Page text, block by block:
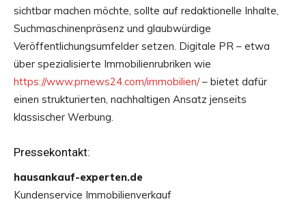
sichtbar machen möchte, sollte auf redaktionelle Inhalte,
Suchmaschinenpräsenz und glaubwürdige
Veröffentlichungsumfelder setzen. Digitale PR – etwa
über spezialisierte Immobilienrubriken wie
https://www.prnews24.com/immobilien/– bietet dafür
einen strukturierten, nachhaltigen Ansatz jenseits
klassischer Werbung.
Pressekontakt:
hausankauf-experten.de
Kundenservice Immobilienverkauf